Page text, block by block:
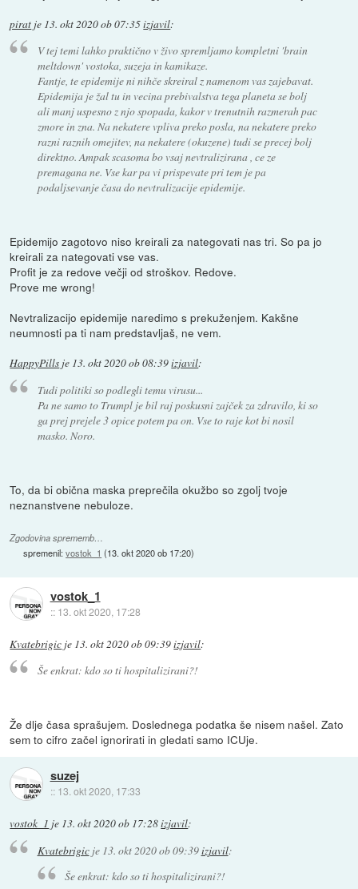
pirat je 13. okt 2020 ob 07:35izjavil:
V tej temi lahko praktično v živo spremljamo kompletni 'brain
meltdown' vostoka, suzeja in kamikaze.
Fantje, te epidemije ni nihče skreiral z namenom vas zajebavat.
Epidemija je žal tu in vecina prebivalstva tega planeta se bolj
ali manj uspesno z njo spopada, kakor v trenutnih razmerah pac
zmore in zna. Na nekatere vpliva preko posla, na nekatere preko
razni raznih omejitev, na nekatere (okuzene) tudi se precej bolj
direktno. Ampak scasoma bo vsaj nevtralizirana , ce ze
premagana ne. Vse kar pa vi prispevate pri tem je pa
podaljsevanje časa do nevtralizacije epidemije.
Epidemijo zagotovo niso kreirali za nategovati nas tri. So pa jo
kreirali za nategovati vse vas.
Profit je za redove večji od stroškov. Redove.
Prove me wrong!
Nevtralizacijo epidemije naredimo s prekuženjem. Kakšne
neumnosti pa ti nam predstavljaš, ne vem.
HappyPills je 13. okt 2020 ob 08:39izjavil:
Tudi politiki so podlegli temu virusu...
Pa ne samo to Trumpl je bil raj poskusni zajček za zdravilo, ki so
ga prej prejele 3 opice potem pa on. Vse to raje kot bi nosil
masko. Noro.
To, da bi obična maska preprečila okužbo so zgolj tvoje
neznanstvene nebuloze.
Zgodovina sprememb…
spremenil:vostok_1 (13. okt 2020 ob 17:20)
vostok_1
:: 13. okt 2020, 17:28
Kvatebrigic je 13. okt 2020 ob 09:39izjavil:
Še enkrat: kdo so ti hospitalizirani?!
Že dlje časa sprašujem. Doslednega podatka še nisem našel. Zato
sem to cifro začel ignorirati in gledati samo ICUje.
suzej
:: 13. okt 2020, 17:33
vostok_1 je 13. okt 2020 ob 17:28izjavil:
Kvatebrigicje 13. okt 2020 ob 09:39izjavil:
Še enkrat: kdo so ti hospitalizirani?!